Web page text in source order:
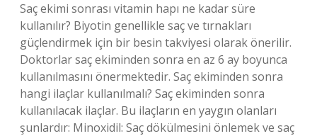
Saç ekimi sonrası vitamin hapı ne kadar süre
kullanılır? Biyotin genellikle saç ve tırnakları
güçlendirmek için bir besin takviyesi olarak önerilir.
Doktorlar saç ekiminden sonra en az 6 ay boyunca
kullanılmasını önermektedir. Saç ekiminden sonra
hangi ilaçlar kullanılmalı? Saç ekiminden sonra
kullanılacak ilaçlar. Bu ilaçların en yaygın olanları
şunlardır: Minoxidil: Saç dökülmesini önlemek ve saç